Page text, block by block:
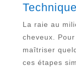
La raie au
cheveux.
maîtriser
ces étapes